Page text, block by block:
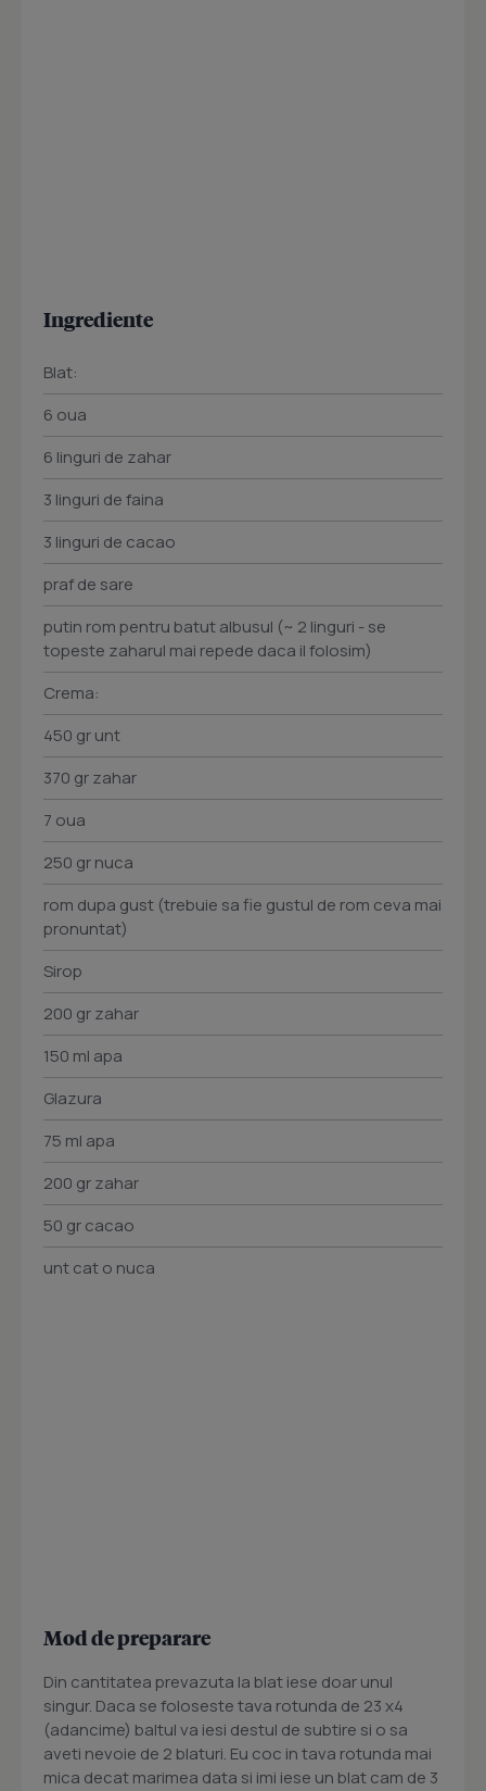
Ingrediente
Blat:
6 oua
6 linguri de zahar
3 linguri de faina
3 linguri de cacao
praf de sare
putin rom pentru batut albusul (~ 2 linguri - se
topeste zaharul mai repede daca il folosim)
Crema:
450 gr unt
370 gr zahar
7 oua
250 gr nuca
rom dupa gust (trebuie sa fie gustul de rom ceva mai
pronuntat)
Sirop
200 gr zahar
150 ml apa
Glazura
75 ml apa
200 gr zahar
50 gr cacao
unt cat o nuca
Mod de preparare
Din cantitatea prevazuta la blat iese doar unul
singur. Daca se foloseste tava rotunda de 23 x4
(adancime) baltul va iesi destul de subtire si o sa
aveti nevoie de 2 blaturi. Eu coc in tava rotunda mai
mica decat marimea data si imi iese un blat cam de 3